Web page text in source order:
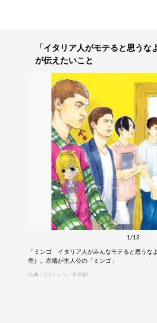
「イタリア人がモテると思う
が伝えたいこと
1/13
「ミンゴ イタリア人がみんなモテると思うな
売）。左端が主人公の「ミンゴ」
出典：(c)ペッペ／小学館